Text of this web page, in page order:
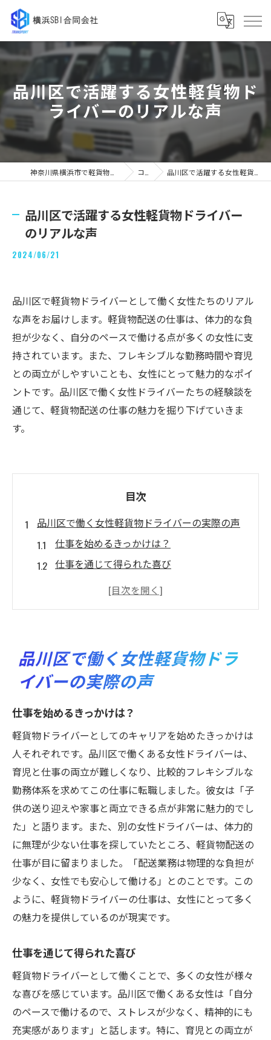
品川区で活躍する女性軽貨物ド
ライバーのリアルな声
コラム 品川区で活躍する女性軽貨物ドライバーのリアルな声
品川区で活躍する女性軽貨物ドライバー
のリアルな声
2024/06/21
品川区で軽貨物ドライバーとして働く女性たちのリアル
な声をお届けします。軽貨物配送の仕事は、体力的な負
担が少なく、自分のペースで働ける点が多くの女性に支
持されています。また、フレキシブルな勤務時間や育児
との両立がしやすいことも、女性にとって魅力的なポイ
ントです。品川区で働く女性ドライバーたちの経験談を
通じて、軽貨物配送の仕事の魅力を掘り下げていきま
す。
目次
品川区で働く女性軽貨物ドライバーの実際の声
仕事を始めるきっかけは？
仕事を通じて得られた喜び
職場環境とその魅力
軽貨物配送の魅力を語る品川区の女性ドライバ
ーたち
体力的な負担が少ない理由
フレキシブルな勤務時間の実際
育児との両立がしやすい環境
女性に支持される理由
軽貨物配送の仕事を選んだ決め手
品川区の女性軽貨物ドライバーが語る仕事の魅
力と挑戦
軽貨物配送の仕事に感じるやりがい
品川区で働くことの利点
日常業務の流れとその魅力
仕事を通じて得たスキル
他の働く女性へのメッセージ
品川区で活躍する女性軽貨物ドライバーたちの
一日
朝の準備と出発
品川区で働く女性軽貨物ドラ
イバーの実際の声
仕事を始めるきっかけは？
軽貨物ドライバーとしてのキャリアを始めたきっかけは
人それぞれです。品川区で働くある女性ドライバーは、
育児と仕事の両立が難しくなり、比較的フレキシブルな
勤務体系を求めてこの仕事に転職しました。彼女は「子
供の送り迎えや家事と両立できる点が非常に魅力的でし
た」と語ります。また、別の女性ドライバーは、体力的
に無理が少ない仕事を探していたところ、軽貨物配送の
仕事が目に留まりました。「配送業務は物理的な負担が
少なく、女性でも安心して働ける」とのことです。この
ように、軽貨物ドライバーの仕事は、女性にとって多く
の魅力を提供しているのが現実です。
仕事を通じて得られた喜び
軽貨物ドライバーとして働くことで、多くの女性が様々
な喜びを感じています。品川区で働くある女性は「自分
のペースで働けるので、ストレスが少なく、精神的にも
充実感があります」と話します。特に、育児との両立が